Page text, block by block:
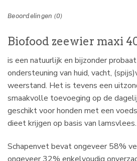
Beoordelingen (0)
Biofood zeewier maxi
is een natuurlijk en bijzonder
ondersteuning van huid, vacht,
weerstand. Het is tevens een
smaakvolle toevoeging op de
geschikt voor honden met een
dieet krijgen op basis van lamsvlees.
Schapenvet bevat ongeveer 58%